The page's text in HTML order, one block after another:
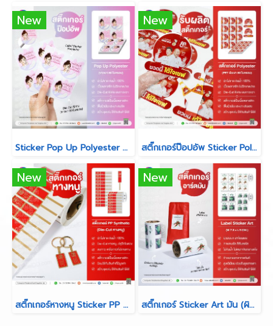
New
Sticker Pop Up Polyester Die-Cut พิเศษ (ขาวเงา 50 ไมครอน)
New
สติ๊กเกอร์ป๊อปอัพ Sticker Polyester Pop-Up (PET เงินเงา)
New
สติ๊กเกอร์หางหนู Sticker PP Synthetic สำหรับร้านห้างทอง
New
สติ๊กเกอร์ Sticker Art มัน (ผิวมันวาว สีสันสดใส คมชัดสูง)